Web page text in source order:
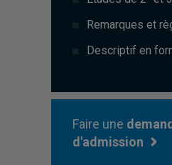
Remarques et
Descriptif en
Faire une
d'admission